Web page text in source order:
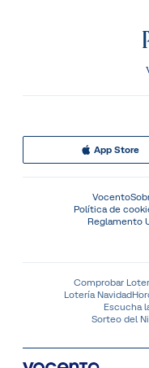
App Store
Vocento
Política de
Reglamento
Comprobar
Lotería Navidad
Escucha
Sorteo del